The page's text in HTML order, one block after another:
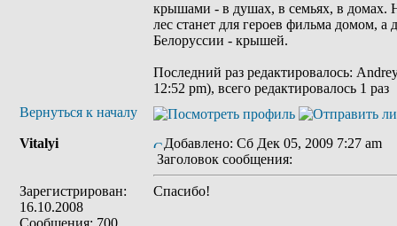
крышами - в душах, в семьях, в домах.
лес станет для героев фильма домом, а
Белоруссии - крышей.
Последний раз редактировалось:
12:52 pm), всего редактировалось 1 раз
Вернуться к началу
Vitalyi
Зарегистрирован:
16.10.2008
Сообщения: 700
Добавлено: Сб Дек 05, 2009 7:27 am
Заголовок сообщения:
Спасибо!